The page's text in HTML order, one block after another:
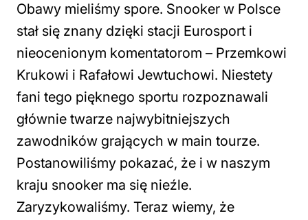
Obawy mieliśmy spore. Snooker w Polsce
stał się znany dzięki stacji Eurosport i
nieocenionym komentatorom – Przemkowi
Krukowi i Rafałowi Jewtuchowi. Niestety
fani tego pięknego sportu rozpoznawali
głównie twarze najwybitniejszych
zawodników grających w main tourze.
Postanowiliśmy pokazać, że i w naszym
kraju snooker ma się nieźle.
Zaryzykowaliśmy. Teraz wiemy, że